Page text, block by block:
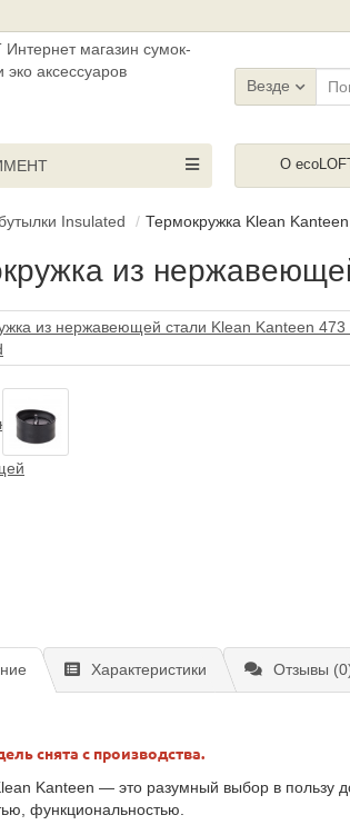
Везде
О
Insulated Термокружка Klean
из
Характеристики Отзывы
снята с производства.
Kanteen — это разумный выбор в пользу
функциональностью.